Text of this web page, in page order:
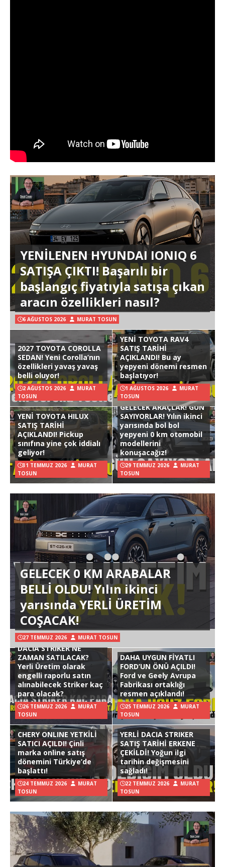
YENİLENEN HYUNDAI IONIQ 6
SATIŞA ÇIKTI! Başarılı bir
başlangıç fiyatıyla satışa çıkan
aracın özellikleri nasıl?
6 AĞUSTOS 2026 MURAT TOSUN
2027 TOYOTA COROLLA
SEDAN! Yeni Corolla’nın
özellikleri yavaş yavaş
belli oluyor!
2 AĞUSTOS 2026
MURAT
TOSUN
YENİ TOYOTA RAV4
SATIŞ TARİHİ
AÇIKLANDI! Bu ay
yepyeni dönemi resmen
başlatıyor!
1 AĞUSTOS 2026
MURAT
TOSUN
YENİ TOYOTA HILUX
SATIŞ TARİHİ
AÇIKLANDI! Pickup
sınıfına yine çok iddialı
geliyor!
31 TEMMUZ 2026
MURAT
TOSUN
GELECEK ARAÇLAR! GÜN
SAYIYORLAR! Yılın ikinci
yarısında bol bol
yepyeni 0 km otomobil
modellerini
konuşacağız!
29 TEMMUZ 2026
MURAT
TOSUN
GELECEK 0 KM ARABALAR
BELLİ OLDU! Yılın ikinci
yarısında YERLİ ÜRETİM
COŞACAK!
27 TEMMUZ 2026 MURAT TOSUN
DACIA STRIKER NE
ZAMAN SATILACAK?
Yerli Üretim olarak
engelli raporlu satın
alınabilecek Striker kaç
para olacak?
26 TEMMUZ 2026
MURAT
TOSUN
DAHA UYGUN FİYATLI
FORD’UN ÖNÜ AÇILDI!
Ford ve Geely Avrupa
Fabrikası ortaklığı
resmen açıklandı!
25 TEMMUZ 2026
MURAT
TOSUN
CHERY ONLINE YETKİLİ
SATICI AÇILDI! Çinli
marka online satış
dönemini Türkiye’de
başlattı!
24 TEMMUZ 2026
MURAT
TOSUN
YERLİ DACIA STRIKER
SATIŞ TARİHİ ERKENE
ÇEKİLDİ! Yoğun ilgi
tarihin değişmesini
sağladı!
22 TEMMUZ 2026
MURAT
TOSUN